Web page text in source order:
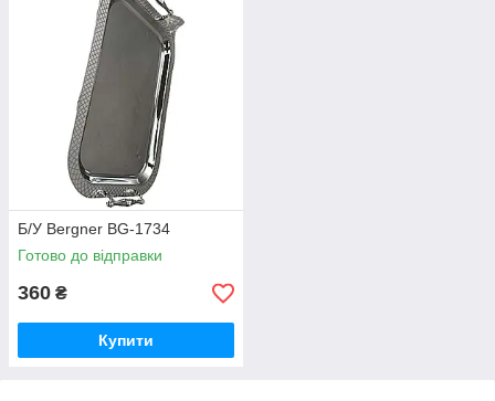
Б/У Bergner BG-1734
Готово до відправки
360 ₴
Купити